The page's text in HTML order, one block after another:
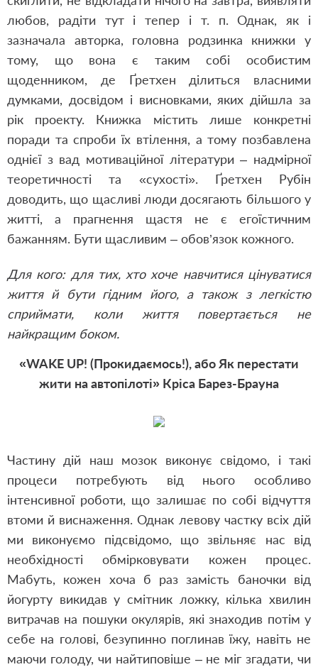
любов, радіти тут і тепер і т. п. Однак, як і
зазначала авторка, головна родзинка книжки у
тому, що вона є таким собі особистим
щоденником, де Ґретхен ділиться власними
думками, досвідом і висновками, яких дійшла за
рік проекту. Книжка містить лише конкретні
поради та спроби їх втілення, а тому позбавлена
однієї з вад мотиваційної літератури – надмірної
теоретичності та «сухості». Ґретхен Рубін
доводить, що щасливі люди досягають більшого у
житті, а прагнення щастя не є егоїстичним
бажанням. Бути щасливим – обов’язок кожного.
Для кого: для тих, хто хоче навчитися цінуватися
життя й бути гідним його, а також з легкістю
сприймати, коли життя повертається не
найкращим боком.
«WAKE UP! (Прокидаємось!), або Як перестати
жити на автопілоті» Кріса Барез-Брауна
Частину дій наш мозок виконує свідомо, і такі
процеси потребують від нього особливо
інтенсивної роботи, що залишає по собі відчуття
втоми й виснаження. Однак левову частку всіх дій
ми виконуємо підсвідомо, що звільняє нас від
необхідності обмірковувати кожен процес.
Мабуть, кожен хоча б раз замість баночки від
йогурту викидав у смітник ложку, кілька хвилин
витрачав на пошуки окулярів, які знаходив потім у
себе на голові, безупинно поглинав їжу, навіть не
маючи голоду, чи найтиповіше – не міг згадати, чи